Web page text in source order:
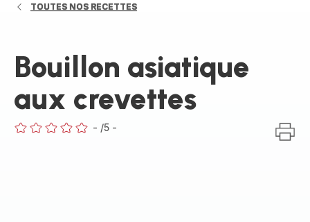
TOUTES NOS RECETTES
Bouillon asiatique
aux crevettes
- /5 -